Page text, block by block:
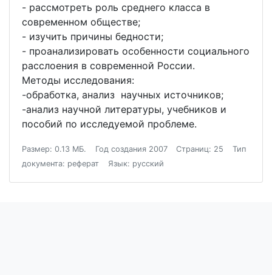
- рассмотреть роль среднего класса в
современном обществе;
- изучить причины бедности;
- проанализировать особенности социального
расслоения в современной России.
Методы исследования:
-обработка, анализ научных источников;
-анализ научной литературы, учебников и
пособий по исследуемой проблеме.
Размер: 0.13 МБ. Год создания 2007 Страниц: 25
Тип
документа: реферат
Язык: русский